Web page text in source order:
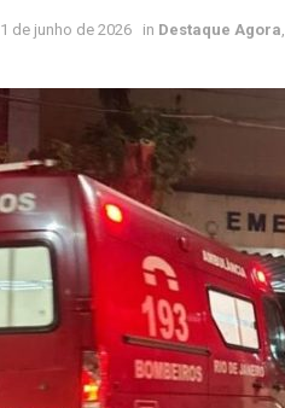
1 de junho de 2026 in Destaque Agora